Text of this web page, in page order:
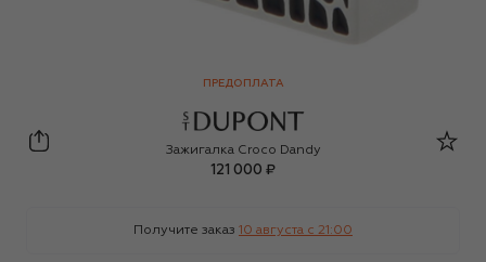
ПРЕДОПЛАТА
S.T. Dupont
Зажигалка Croco Dandy
121 000 ₽
Получите заказ 10 августа c 21:00